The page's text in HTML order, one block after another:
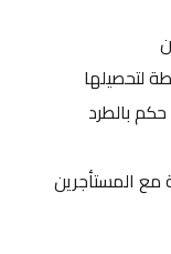
لتحصيلها
بالطرد
مع المستأجرين